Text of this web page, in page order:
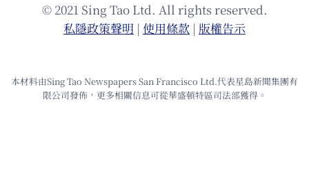
© 2021 Sing Tao Ltd. All rights reserved.
私隱政策聲明 | 使⽤條款 | 版權告⽰
本材料由Sing Tao Newspapers San Francisco Ltd.代表星島新聞集團有
限公司發佈，更多相關信息可從華盛頓特區司法部獲得。